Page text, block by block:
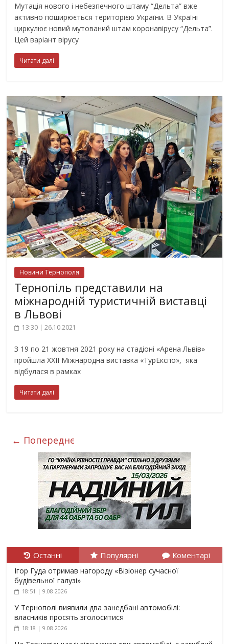
Мутація нового і небезпечного штаму “Дельта” вже
активно поширюється територією України. В Україні
циркулює новий мутований штам коронавірусу “Дельта”.
Цей варіант вірусу
Читати далі
Новини Тернополя
Тернопіль представили на
міжнародній туристичній виставці
в Львові
13:30 | 26.10.2021
З 19 по 21 жовтня 2021 року на стадіоні «Арена Львів»
пройшла XXII Міжнародна виставка «ТурЕкспо», яка
відбулася в рамках
Читати далі
← Попереднє
Останні Популярні Коментарі
Ігор Гуда отримав нагороду «Візіонер сучасної
будівельної галузі»
18:51 | 9.08.2026
У Тернополі виявили два занедбані автомобілі:
власників просять зголоситися
18:18 | 9.08.2026